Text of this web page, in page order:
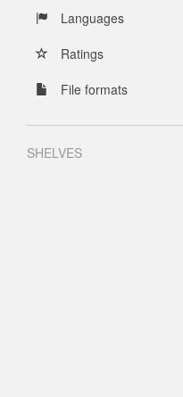
Languages
Ratings
File formats
SHELVES